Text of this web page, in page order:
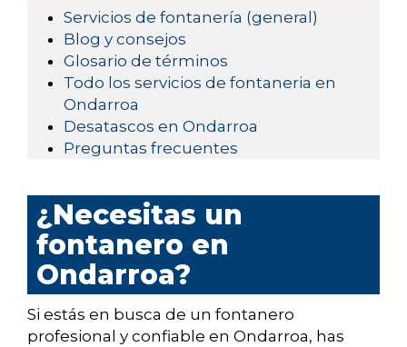
Servicios de fontanería (general)
Blog y consejos
Glosario de términos
Todo los servicios de fontaneria en
Ondarroa
Desatascos en Ondarroa
Preguntas frecuentes
¿Necesitas un
fontanero en
Ondarroa?
Si estás en busca de un fontanero
profesional y confiable en Ondarroa, has